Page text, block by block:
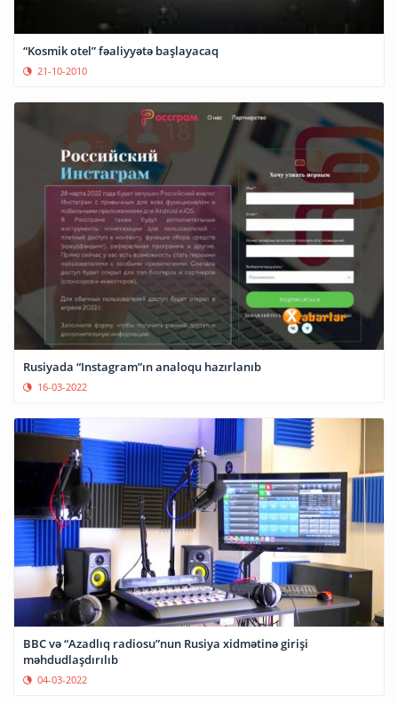
“Kosmik otel” fəaliyyətə başlayacaq
21-10-2010
Rusiyada “Instagram”ın analoqu hazırlanıb
16-03-2022
BBC və “Azadlıq radiosu”nun Rusiya xidmətinə girişi
məhdudlaşdırılıb
04-03-2022